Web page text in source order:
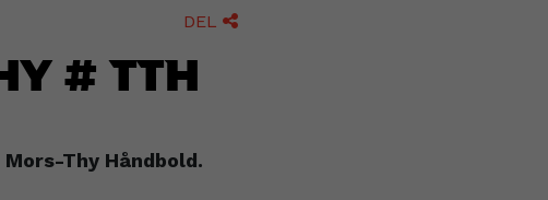
DEL 
# TTH
Thy Håndbold.